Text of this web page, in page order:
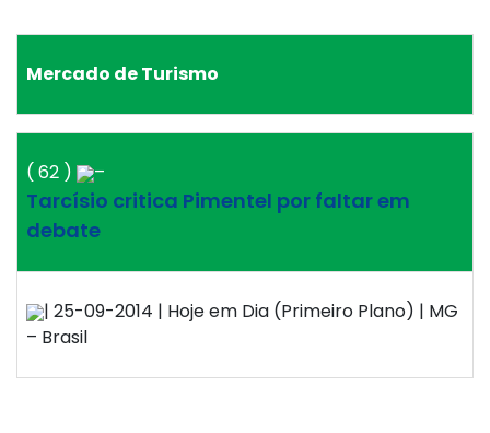
Mercado de Turismo
( 62 ) –
Tarcísio critica Pimentel por faltar em
debate
| 25-09-2014 | Hoje em Dia (Primeiro Plano) | MG
– Brasil